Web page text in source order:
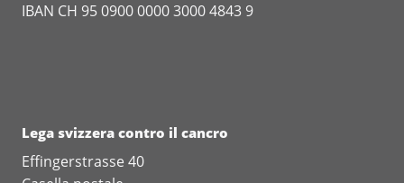
IBAN CH 95 0900 0000 3000 4843 9
Lega svizzera contro il cancro
Effingerstrasse 40